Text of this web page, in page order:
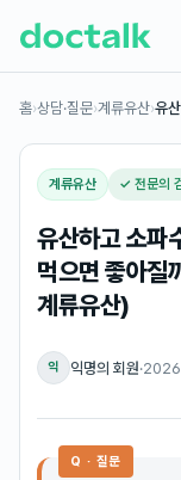
홈›상담·질문›계류유산›유
계류유산 ✓ 전문의
유산하고 소파
먹으면 좋아
계류유산)
익 익명의 회원·
Q · 질문